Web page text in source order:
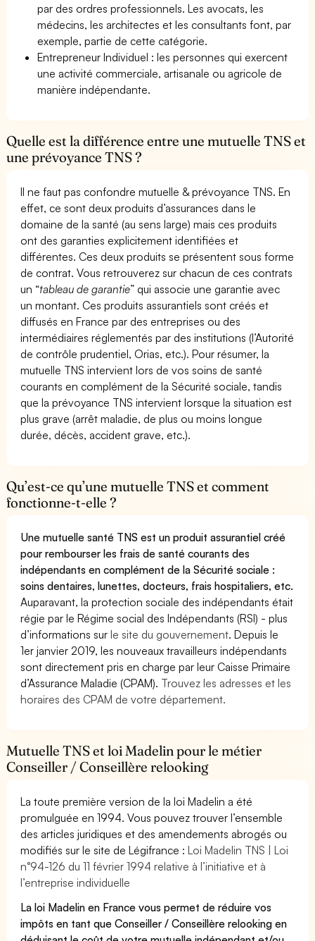
par des ordres professionnels. Les avocats, les
médecins, les architectes et les consultants font, par
exemple, partie de cette catégorie.
Entrepreneur Individuel : les personnes qui exercent
une activité commerciale, artisanale ou agricole de
manière indépendante.
Quelle est la différence entre une mutuelle TNS et
une prévoyance TNS ?
Il ne faut pas confondre mutuelle & prévoyance TNS. En
effet, ce sont deux produits d’assurances dans le
domaine de la santé (au sens large) mais ces produits
ont des garanties explicitement identifiées et
différentes. Ces deux produits se présentent sous forme
de contrat. Vous retrouverez sur chacun de ces contrats
un “tableau de garantie” qui associe une garantie avec
un montant. Ces produits assurantiels sont créés et
diffusés en France par des entreprises ou des
intermédiaires réglementés par des institutions (l’Autorité
de contrôle prudentiel, Orias, etc.). Pour résumer, la
mutuelle TNS intervient lors de vos soins de santé
courants en complément de la Sécurité sociale, tandis
que la prévoyance TNS intervient lorsque la situation est
plus grave (arrêt maladie, de plus ou moins longue
durée, décès, accident grave, etc.).
Qu’est-ce qu’une mutuelle TNS et comment
fonctionne-t-elle ?
Une mutuelle santé TNS est un produit assurantiel créé
pour rembourser les frais de santé courants des
indépendants en complément de la Sécurité sociale :
soins dentaires, lunettes, docteurs, frais hospitaliers, etc.
Auparavant, la protection sociale des indépendants était
régie par le Régime social des Indépendants (RSI) - plus
d’informations surle site du gouvernement. Depuis le
1er janvier 2019, les nouveaux travailleurs indépendants
sont directement pris en charge par leur Caisse Primaire
d’Assurance Maladie (CPAM). Trouvez les adresses et les
horaires des CPAM de votre département.
Mutuelle TNS et loi Madelin pour le métier
Conseiller / Conseillère relooking
La toute première version de la loi Madelin a été
promulguée en 1994. Vous pouvez trouver l’ensemble
des articles juridiques et des amendements abrogés ou
modifiés sur le site de Légifrance :Loi Madelin TNS | Loi
n°94-126 du 11 février 1994 relative à l’initiative et à
l’entreprise individuelle
La loi Madelin en France vous permet de réduire vos
impôts en tant que Conseiller / Conseillère relooking en